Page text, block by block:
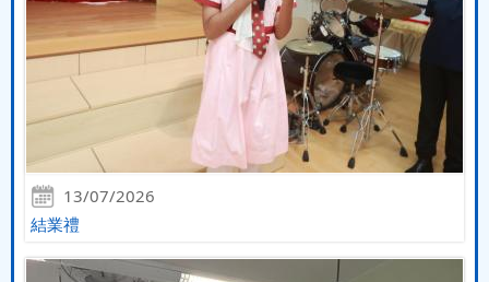
13/07/2026
結業禮